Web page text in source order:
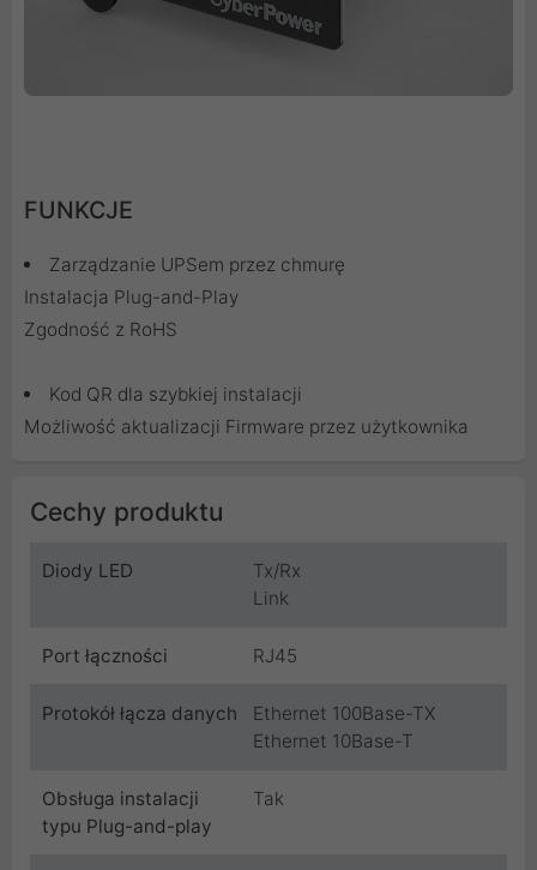
FUNKCJE
Zarządzanie UPSem przez chmurę
Instalacja Plug-and-Play
Zgodność z RoHS
Kod QR dla szybkiej instalacji
Możliwość aktualizacji Firmware przez użytkownika
Cechy produktu
Diody LED
Tx/Rx
Link
Port łączności RJ45
Protokół łącza danych
Ethernet 100Base-TX
Ethernet 10Base-T
Obsługa instalacji
typu Plug-and-play
Tak